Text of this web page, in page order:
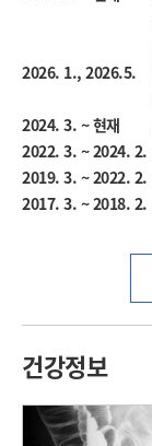
2026. 1., 2026.5.
2024. 3. ~ 현재
2022. 3. ~ 2024. 2.
2019. 3. ~ 2022. 2.
2017. 3. ~ 2018. 2.
건강정보